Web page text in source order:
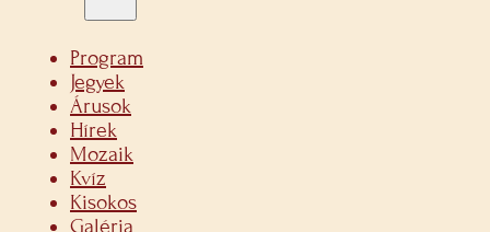
Program
Jegyek
Árusok
Hírek
Mozaik
Kvíz
Kisokos
Galéria